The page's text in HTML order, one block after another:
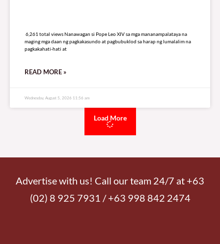
6,261 total views Nanawagan si Pope Leo XIV sa mga mananampalataya na
maging mga daan ng pagkakasundo at pagbubuklod sa harap ng lumalalim na
pagkakahati-hati at
READ MORE »
Wednesday, August 5, 2026 11:56 am
Load More
Advertise with us! Call our team 24/7 at +63
(02) 8 925 7931 / +63 998 842 2474